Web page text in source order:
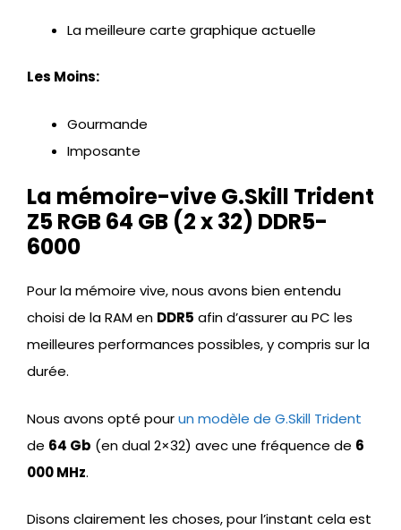
La meilleure carte graphique actuelle
Les Moins:
Gourmande
Imposante
La mémoire-vive G.Skill Trident
Z5 RGB 64 GB (2 x 32) DDR5-
6000
Pour la mémoire vive, nous avons bien entendu
choisi de la RAM en DDR5 afin d’assurer au PC les
meilleures performances possibles, y compris sur la
durée.
Nous avons opté pourun modèle de G.Skill Trident
de 64 Gb (en dual 2×32) avec une fréquence de 6
000 MHz.
Disons clairement les choses, pour l’instant cela est